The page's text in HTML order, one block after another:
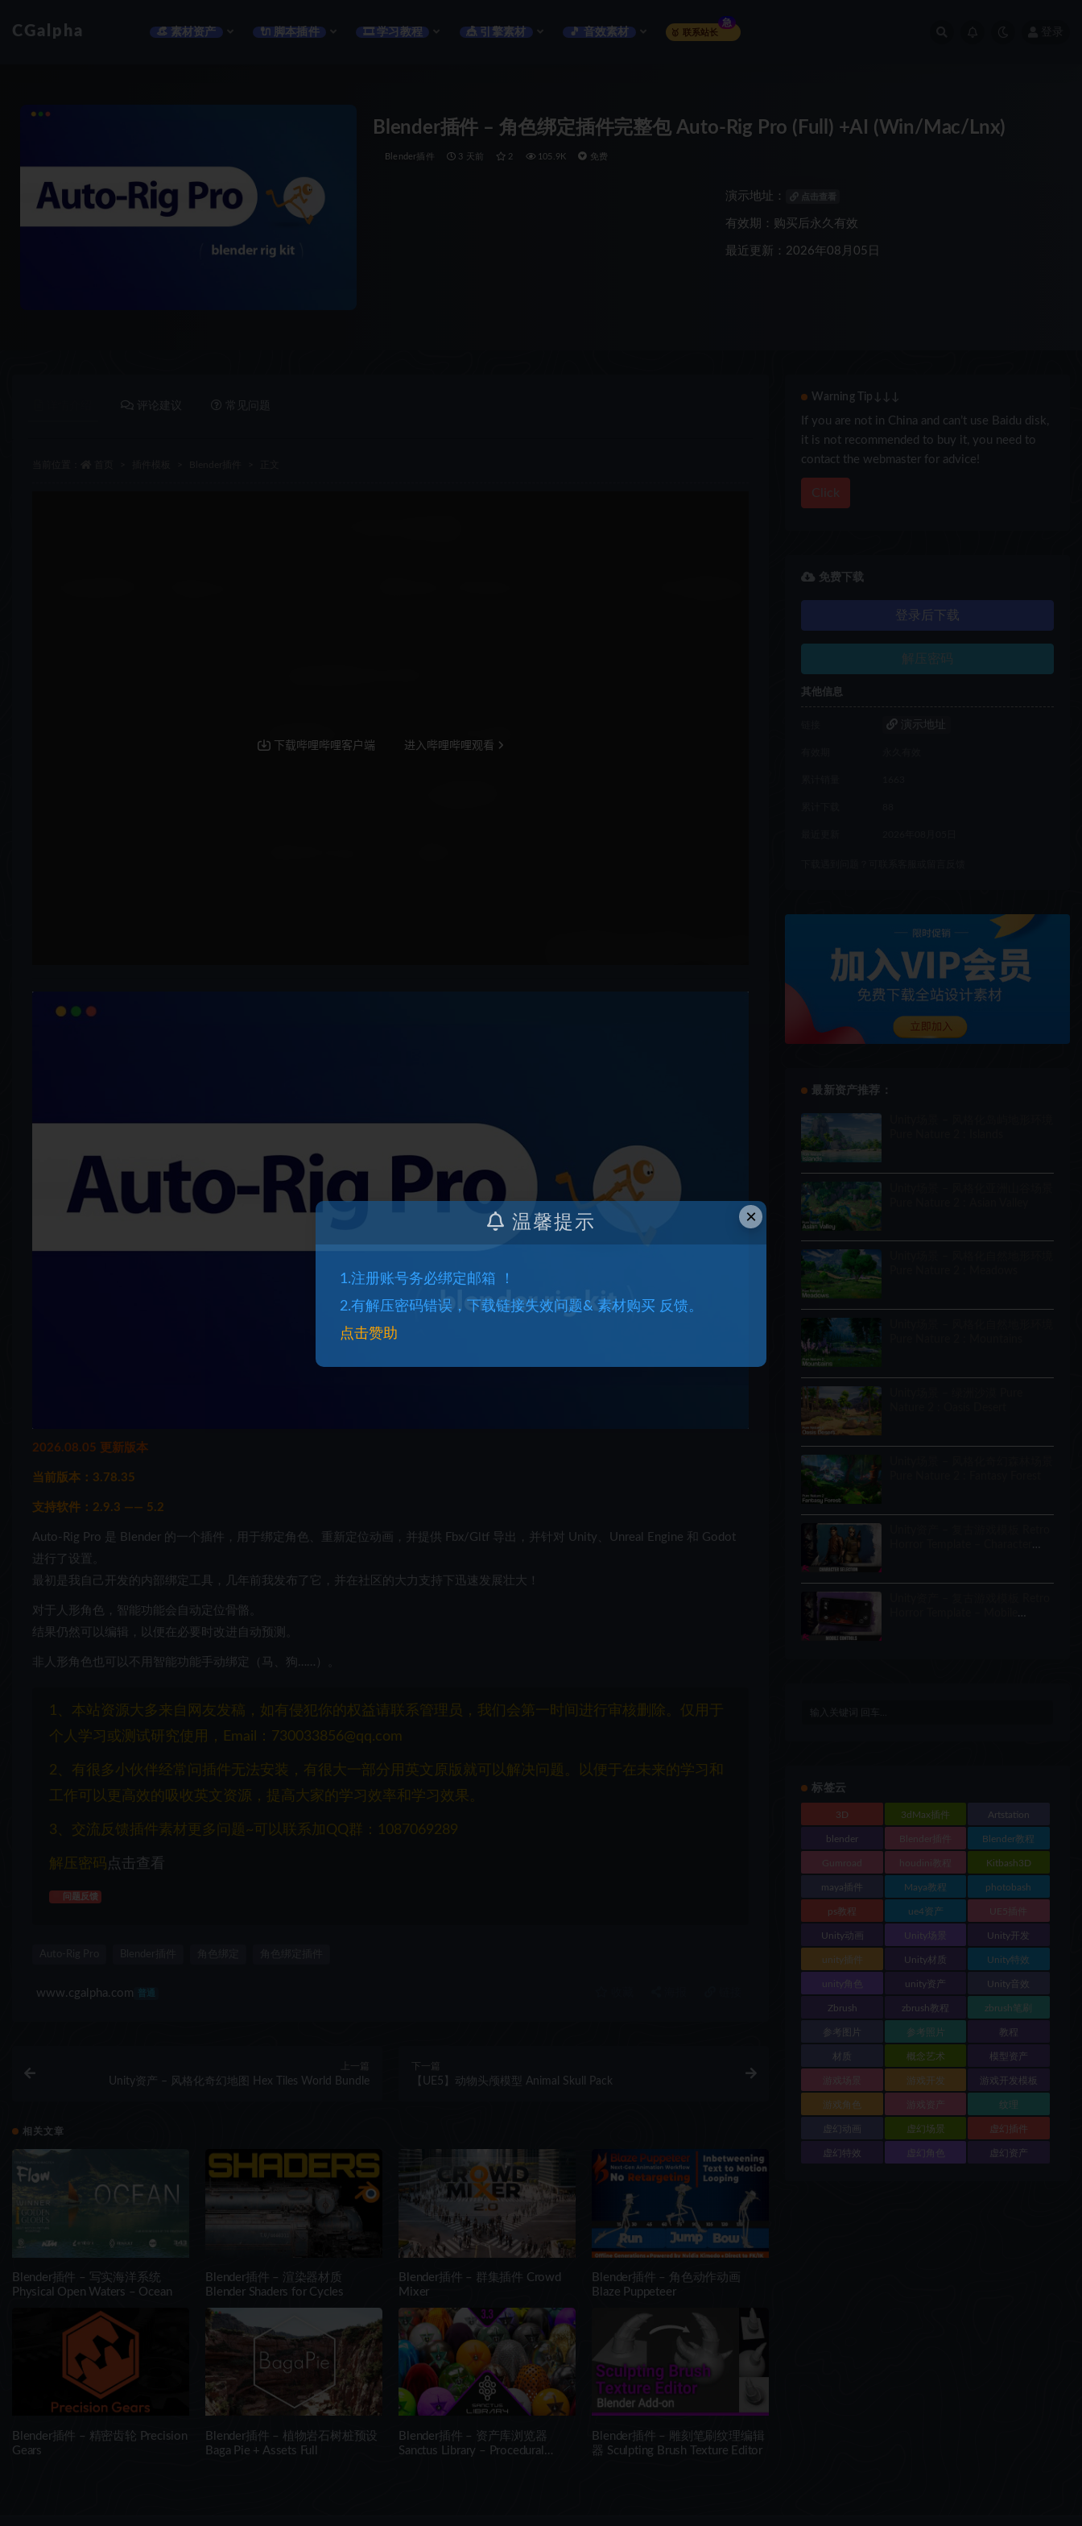
CGalpha 👒 素材资产 🔌 脚本插件 🎞️ 学习教程 🎪 引擎素材 🎵 音效素材 🥇 联系站长
急
Blender插件 – 角色绑定插件完整包 Auto-Rig Pro (Full) +AI (Win/Mac/Lnx)
Blender插件 3 天前 2 105.9K 免费
演示地址： 点击查看
有效期：购买后永久有效
最近更新：2026年08月05日
评论建议 常见问题
2026.08.05 更新版本
当前版本：3.78.35
支持软件：2.9.3 —— 5.2
Auto-Rig Pro 是 Blender 的一个插件，用于绑定角色、重新定位动画，并提供 Fbx/Gltf 导出，并针对 Unity、Unreal Engine 和 Godot
进行了设置。
最初是我自己开发的内部绑定工具，几年前我发布了它，并在社区的大力支持下迅速发展壮大！
对于人形角色，智能功能会自动定位骨骼。
结果仍然可以编辑，以便在必要时改进自动预测。
非人形角色也可以不用智能功能手动绑定（马、狗……）。
1、本站资源大多来自网友发稿，如有侵犯你的权益请联系管理员，我们会第一时间进行审核删除。仅用于
个人学习或测试研究使用，Email：730033856@qq.com
2、有很多小伙伴经常问插件无法安装，有很大一部分用英文原版就可以解决问题。以便于在未来的学习和
工作可以更高效的吸收英文资源，提高大家的学习效率和学习效果。
3、交流反馈插件素材更多问题~可以联系加QQ群：1087069289
解压密码 点击查看
问题反馈
www.cgalpha.com 普通
上一篇
Unity资产 – 风格化奇幻地图 Hex Tiles World Bundle
下一篇
【UE5】动物头颅模型 Animal Skull Pack
相关文章
Blender插件 – 写实海洋系统
Physical Open Waters – Ocean
Blender插件 – 渲染器材质
Blender Shaders for Cycles
Blender插件 – 群集插件 Crowd
Mixer
Blender插件 – 角色动作动画
Blaze Puppeteer
Blender插件 – 精密齿轮 Precision
Gears
Blender插件 – 植物岩石树桩预设
Baga Pie + Assets Full
Blender插件 – 资产库浏览器
Sanctus Library – Procedural
Blender插件 – 雕刻笔刷纹理编辑
器 Sculpting Brush Texture Editor
Warning Tip↓↓↓
If you are not in China and can’t use Baidu disk,
it is not recommended to buy it, you need to
contact the webmaster for advice!
Click
免费下载
登录后下载
解压密码
其他信息
演示地址
最新资产推荐：
标签云
3D 3dMax插件 Artstation
blender Blender插件 Blender教程
Gumroad houdini教程 Kitbash3D
maya插件 Maya教程 photobash
ps教程 ue4资产 UE5插件
Unity动画 Unity场景 Unity开发
unity插件 Unity材质 Unity特效
unity角色 unity资产 Unity音效
Zbrush zbrush教程 zbrush笔刷
参考图片 参考照片 教程
材质 概念艺术 模型资产
游戏场景 游戏开发 游戏开发模板
游戏角色 游戏资产 纹理
虚幻动画 虚幻场景 虚幻插件
虚幻特效 虚幻角色 虚幻资产
×
温馨提示
1.注册账号务必绑定邮箱 ！
2.有解压密码错误，下载链接失效问题& 素材购买 反馈。
点击赞助